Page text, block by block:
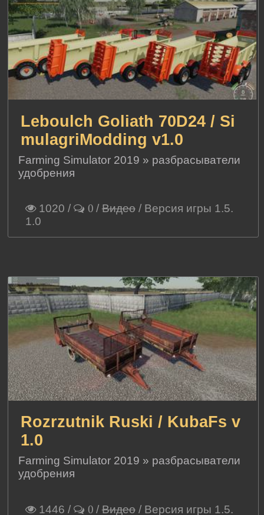
Leboulch Goliath 70D24 / Si
mulagriModding v1.0
Farming Simulator 2019 » разбрасыватели
удобрения
1020 / 0 /Видео/ Версия игры 1.5.
1.0
Rozrzutnik Ruski / KubaFs v
1.0
Farming Simulator 2019 » разбрасыватели
удобрения
1446 / 0 /Видео/ Версия игры 1.5.